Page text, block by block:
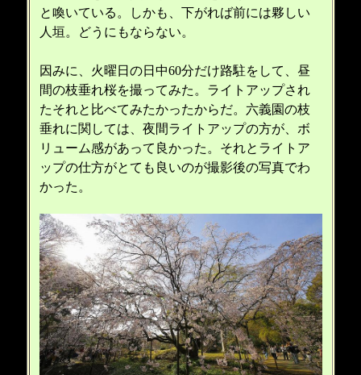
と喚いている。しかも、下がれば前には夥しい
人垣。どうにもならない。
因みに、火曜日の日中60分だけ路駐をして、昼
間の枝垂れ桜を撮ってみた。ライトアップされ
たそれと比べてみたかったからだ。六義園の枝
垂れに関しては、夜間ライトアップの方が、ボ
リューム感があって良かった。それとライトア
ップの仕方がとても良いのが撮影後の写真でわ
かった。